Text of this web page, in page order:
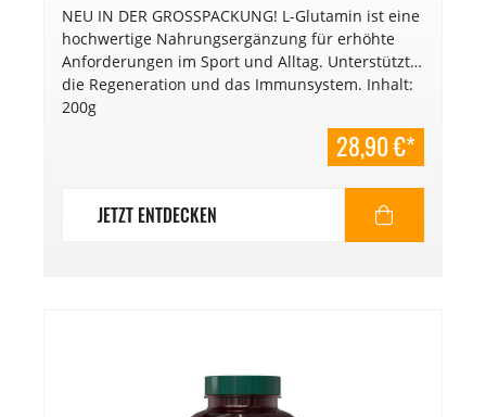
NEU IN DER GROSSPACKUNG! L-Glutamin ist eine
hochwertige Nahrungsergänzung für erhöhte
Anforderungen im Sport und Alltag. Unterstützt
die Regeneration und das Immunsystem. Inhalt:
200g
28,90 €*
JETZT ENTDECKEN